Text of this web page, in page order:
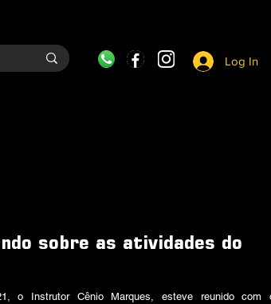
Log In
sobre as atividades do
o Instrutor Cênio Marques, esteve reunido com